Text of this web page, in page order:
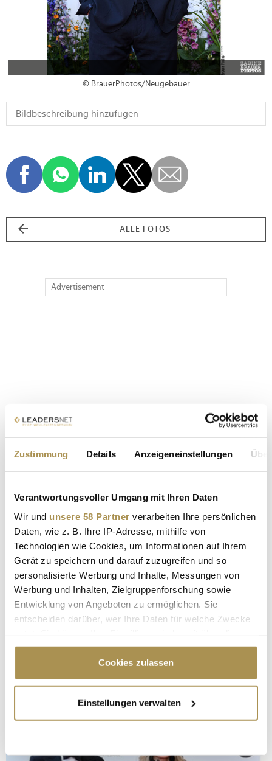
Zustimmung Details Anzeigeneinstellungen
Verantwortungsvoller Umgang mit Ihren Daten
Wir und unsere 58 Partner verarbeiten Ihre persönlichen
Daten, wie z. B. Ihre IP-Adresse, mithilfe von
Technologien wie Cookies, um Informationen auf Ihrem
Gerät zu speichern und darauf zuzugreifen und so
personalisierte Werbung und Inhalte, Messungen von
Werbung und Inhalten, Zielgruppenforschung sowie
Entwicklung von Angeboten zu ermöglichen. Sie
entscheiden darüber, wer Ihre Daten für welche Zwecke
Cookie-Erklärung oder durch Klicken auf das Privacy
Trigger Symbol ändern oder widerrufen
Informationen über Ihre geografische Lage
erfassen, welche bis auf einige Meter genau sein
Cookies zulassen
Einstellungen verwalten
© BrauerPhotos/Neugebauer
ALLE FOTOS
Advertisement